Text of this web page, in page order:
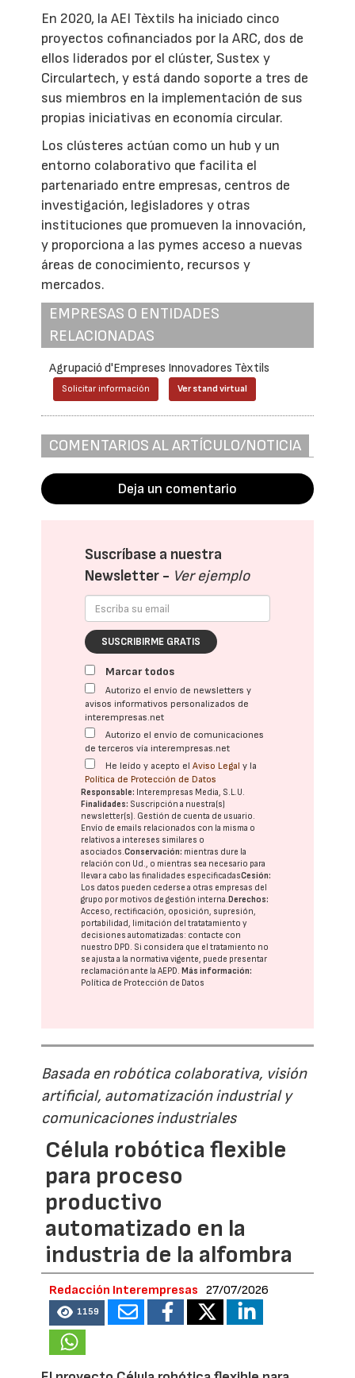
En 2020, la AEI Tèxtils ha iniciado cinco
proyectos cofinanciados por la ARC, dos de
ellos liderados por el clúster, Sustex y
Circulartech, y está dando soporte a tres de
sus miembros en la implementación de sus
propias iniciativas en economía circular.
Los clústeres actúan como un hub y un
entorno colaborativo que facilita el
partenariado entre empresas, centros de
investigación, legisladores y otras
instituciones que promueven la innovación,
y proporciona a las pymes acceso a nuevas
áreas de conocimiento, recursos y
mercados.
EMPRESAS O ENTIDADES
RELACIONADAS
Agrupació d'Empreses Innovadores Tèxtils
Solicitar información Ver stand virtual
COMENTARIOS AL ARTÍCULO/NOTICIA
Deja un comentario
Suscríbase a nuestra
Newsletter - Ver ejemplo
SUSCRIBIRME GRATIS
Marcar todos
Autorizo el envío de newsletters y
avisos informativos personalizados de
interempresas.net
Autorizo el envío de comunicaciones
de terceros vía interempresas.net
He leído y acepto elAviso Legal y la
Política de Protección de Datos
Responsable: Interempresas Media, S.L.U.
Finalidades: Suscripción a nuestra(s)
newsletter(s). Gestión de cuenta de usuario.
Envío de emails relacionados con la misma o
relativos a intereses similares o
asociados.Conservación: mientras dure la
relación con Ud., o mientras sea necesario para
llevar a cabo las finalidades especificadasCesión:
Los datos pueden cederse a otras empresas del
grupo por motivos de gestión interna. Derechos:
Acceso, rectificación, oposición, supresión,
portabilidad, limitación del tratatamiento y
decisiones automatizadas: contacte con
nuestro DPD. Si considera que el tratamiento no
se ajusta a la normativa vigente, puede presentar
reclamación ante laAEPD. Más información:
Política de Protección de Datos
Basada en robótica colaborativa, visión
artificial, automatización industrial y
comunicaciones industriales
Célula robótica flexible
para proceso
productivo
automatizado en la
industria de la alfombra
Redacción Interempresas 27/07/2026
1159